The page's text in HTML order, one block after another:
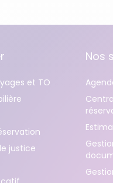
et TO
justice
Nos